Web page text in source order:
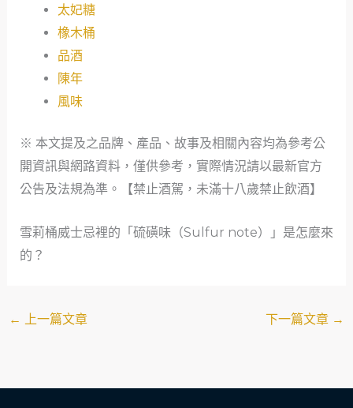
太妃糖
橡木桶
品酒
陳年
風味
※ 本文提及之品牌、產品、故事及相關內容均為參考公
開資訊與網路資料，僅供參考，實際情況請以最新官方
公告及法規為準。【禁止酒駕，未滿十八歲禁止飲酒】
雪莉桶威士忌裡的「硫磺味（Sulfur note）」是怎麼來
的？
← 上一篇文章 下一篇文章 →